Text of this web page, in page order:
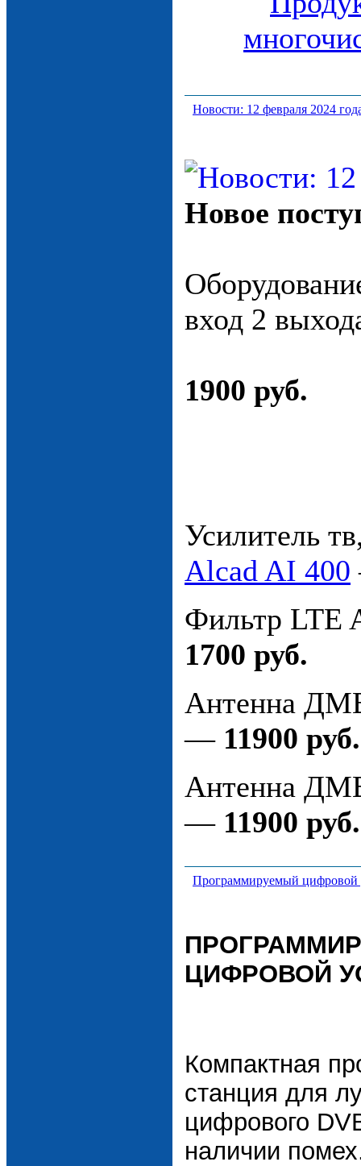
Новости: 12 февраля 2024
Новое
вход 2
1900 руб.
Усилитель
Аlcad AI 400
Фильтр LTE
1700 руб.
Антенна
— 11900 руб.
Антенна
— 11900 руб.
Программируемый цифровой
ЦИФРОВОЙ
Компактная
станция для
цифрового
наличии